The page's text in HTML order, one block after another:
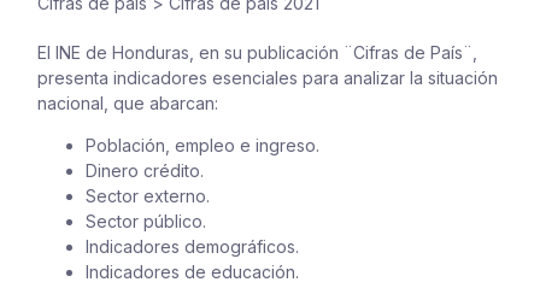
El INE de Honduras, en su publicación ¨Cifras de País¨,
presenta indicadores esenciales para analizar la situación
nacional, que abarcan:
Población, empleo e ingreso.
Dinero crédito.
Sector externo.
Sector público.
Indicadores demográficos.
Indicadores de educación.